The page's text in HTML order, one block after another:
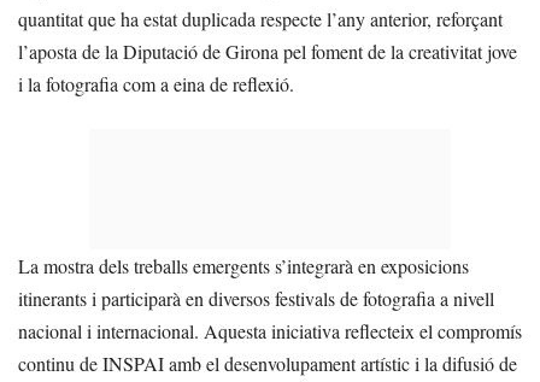
quantitat que ha estat duplicada respecte l’any anterior, reforçant
l’aposta de la Diputació de Girona pel foment de la creativitat jove
i la fotografia com a eina de reflexió.
La mostra dels treballs emergents s’integrarà en exposicions
itinerants i participarà en diversos festivals de fotografia a nivell
nacional i internacional. Aquesta iniciativa reflecteix el compromís
continu de INSPAI amb el desenvolupament artístic i la difusió de